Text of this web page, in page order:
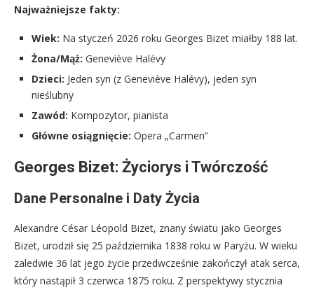
Najważniejsze fakty:
Wiek: Na styczeń 2026 roku Georges Bizet miałby 188 lat.
Żona/Mąż: Geneviève Halévy
Dzieci: Jeden syn (z Geneviève Halévy), jeden syn
nieślubny
Zawód: Kompozytor, pianista
Główne osiągnięcie: Opera „Carmen”
Georges Bizet: Życiorys i Twórczość
Dane Personalne i Daty Życia
Alexandre César Léopold Bizet, znany światu jako Georges
Bizet, urodził się 25 października 1838 roku w Paryżu. W wieku
zaledwie 36 lat jego życie przedwcześnie zakończył atak serca,
który nastąpił 3 czerwca 1875 roku. Z perspektywy stycznia